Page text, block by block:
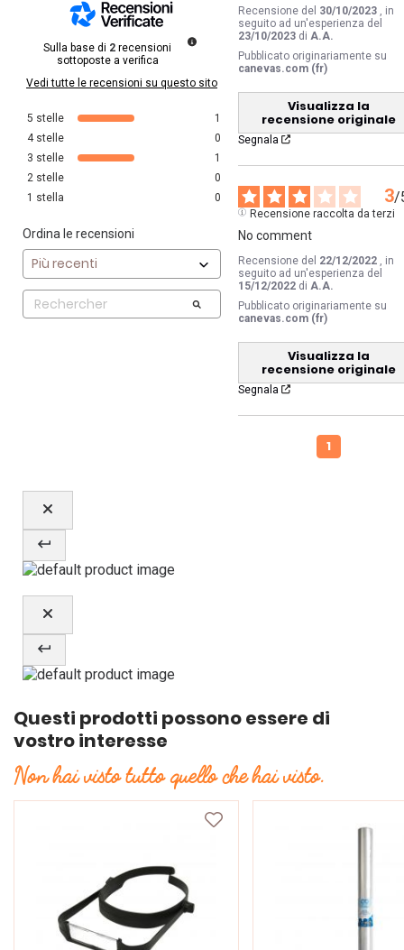
Sulla base di 2 recensioni
sottoposte a verifica
Vedi tutte le recensioni su questo sito
5 stelle
1
4 stelle
0
3 stelle
1
2 stelle
0
1 stella 0
Ordina le recensioni
Recensione del 30/10/2023
, in
seguito ad un'esperienza del
23/10/2023 di A.A.
Pubblicato originariamente su
canevas.com (fr)
Visualizza la
recensione originale
Segnala
3/
Recensione raccolta da terzi
No comment
Recensione del 22/12/2022
, in
seguito ad un'esperienza del
15/12/2022 di A.A.
Pubblicato originariamente su
canevas.com (fr)
Visualizza la
recensione originale
Segnala
1
Questi prodotti possono essere di
vostro interesse
Non hai visto tutto quello che hai visto.